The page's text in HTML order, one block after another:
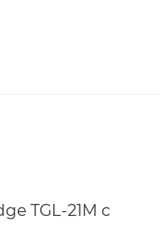
TGL-21M с